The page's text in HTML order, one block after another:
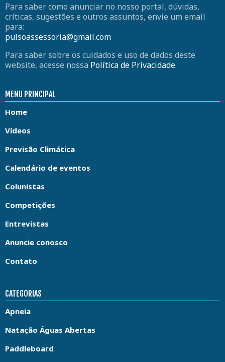
Para saber como anunciar no nosso portal, dúvidas,
críticas, sugestões e outros assuntos, envie um email
para:
pulsoassessoria@gmail.com
Para saber sobre os cuidados e uso de dados deste
website, acesse nossa Política de Privacidade.
MENU PRINCIPAL
Home
Vídeos
Previsão Climática
Calendário de eventos
Colunistas
Competições
Entrevistas
Anuncie conosco
Contato
CATEGORIAS
Apneia
Natação Águas Abertas
Paddleboard